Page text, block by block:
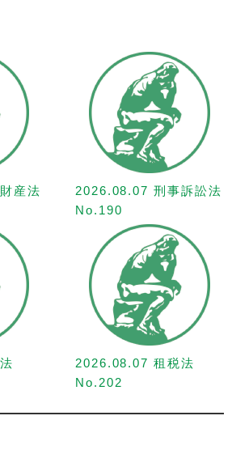
産法
2026.08.07 刑事訴訟法
No.190
2026.08.07 租税法
No.202